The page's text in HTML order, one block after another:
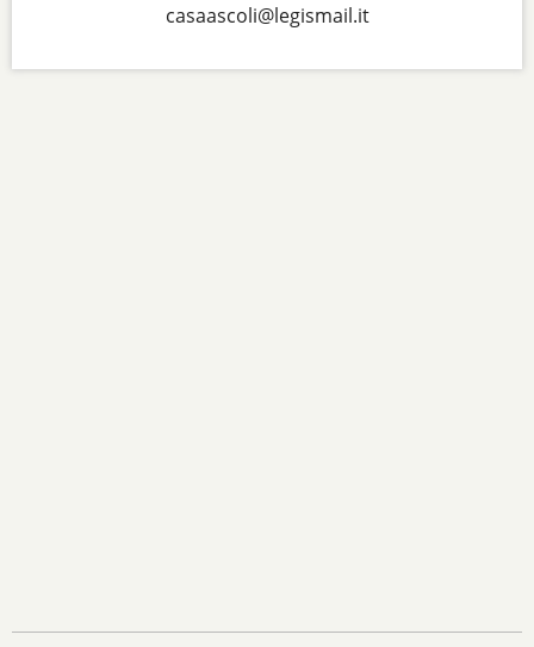
casaascoli@legismail.it